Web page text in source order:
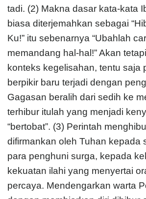
tadi. (2) Makna dasar kata-kata
biasa diterjemahkan sebagai
Ku!” itu sebenarnya “Ubahlah
memandang hal-hal!” Akan
konteks kegelisahan, tentu saja
berpikir baru terjadi dengan
Gagasan beralih dari sedih ke
terhibur itulah yang menjadi
“bertobat”. (3) Perintah
difirmankan oleh Tuhan kepada
para penghuni surga, kepada
kekuatan ilahi yang menyertai
percaya. Mendengarkan warta